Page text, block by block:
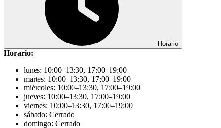
Horario
Horario:
lunes: 10:00–13:30, 17:00–19:00
martes: 10:00–13:30, 17:00–19:00
miércoles: 10:00–13:30, 17:00–19:00
jueves: 10:00–13:30, 17:00–19:00
viernes: 10:00–13:30, 17:00–19:00
sábado: Cerrado
domingo: Cerrado